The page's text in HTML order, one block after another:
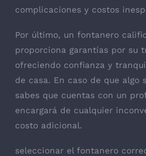
complicaciones y costos
Por último, un fontanero
proporciona garantías por su
ofreciendo confianza y
de casa. En caso de que algo
sabes que cuentas con un
encargará de cualquier
costo adicional.
seleccionar el fontanero